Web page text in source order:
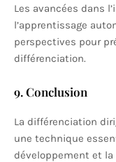
Les avancées dans
l’apprentissage
perspectives pour
différenciation.
9. Conclusion
La différenciation
une technique
développement et